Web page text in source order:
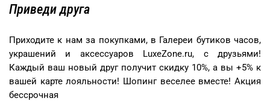
Приведи друга
Приходите к нам за покупками, в Галереи бутиков часов,
украшений и аксессуаров LuxeZone.ru, с друзьями!
Каждый ваш новый друг получит скидку 10%, а вы +5% к
вашей карте лояльности! Шопинг веселее вместе! Акция
бессрочная